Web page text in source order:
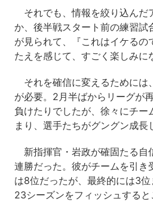
それでも、情報を絞り込んだ
か、後半戦スタート前の練習試
が見られて、『これはイケるの
たえを感じて、すごく楽しみに
それを確信に変えるためには
が必要。2月半ばからリーグが
負けたりでしたが、徐々にチー
まり、選手たちがグングン成長
新指揮官・岩政が確固たる自
連勝だった。彼がチームを引き
は8位だったが、最終的には3
23シーズンをフィッシュすると